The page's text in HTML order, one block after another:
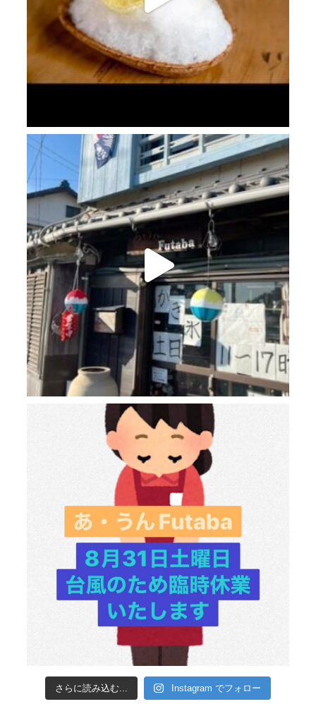
さらに読み込む... Instagram でフォロー